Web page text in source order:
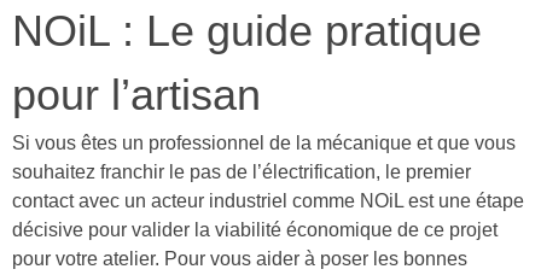
NOiL : Le guide pratique
pour l’artisan
Si vous êtes un professionnel de la mécanique et que vous
souhaitez franchir le pas de l’électrification, le premier
contact avec un acteur industriel comme NOiL est une étape
décisive pour valider la viabilité économique de ce projet
pour votre atelier. Pour vous aider à poser les bonnes